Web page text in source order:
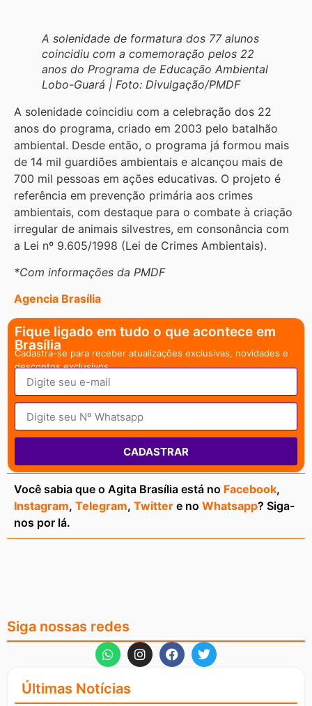
A solenidade de formatura dos 77 alunos
coincidiu com a comemoração pelos 22
anos do Programa de Educação Ambiental
Lobo-Guará | Foto: Divulgação/PMDF
A solenidade coincidiu com a celebração dos 22
anos do programa, criado em 2003 pelo batalhão
ambiental. Desde então, o programa já formou mais
de 14 mil guardiões ambientais e alcançou mais de
700 mil pessoas em ações educativas. O projeto é
referência em prevenção primária aos crimes
ambientais, com destaque para o combate à criação
irregular de animais silvestres, em consonância com
a Lei nº 9.605/1998 (Lei de Crimes Ambientais).
*Com informações da PMDF
Agencia Brasília
Fique ligado em tudo o que acontece em
Brasília
Cadastra-se para receber atualizações exclusivas, novidades e
descontos exclusivos.
CADASTRAR
Você sabia que o Agita Brasília está no Facebook,
Instagram, Telegram, Twitter e no Whatsapp? Siga-
nos por lá.
Siga nossas redes
Últimas Notícias